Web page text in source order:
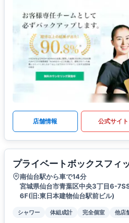
店舗情報 公式サイト
プライベートボックスフィ
南仙台駅から車で14分
宮城県仙台市青葉区中央3丁目6-
6F(旧:東日本建物仙台駅前ビル)
シャワー 体組成計 完全個室 他店